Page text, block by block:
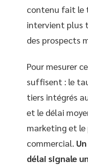
contenu fait le
intervient plus
des prospects
Pour mesurer
suffisent : le
tiers intégrés
et le délai
marketing et le
commercial.
délai signale